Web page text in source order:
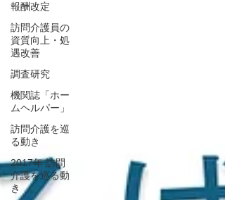
報酬改定
訪問介護員の
資質向上・処
遇改善
調査研究
機関誌「ホー
ムヘルパー」
訪問介護を巡
る動き
2017年 訪問
介護を巡る動
き